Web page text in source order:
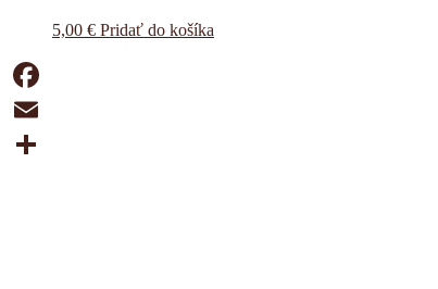
5,00 € Pridať do košíka
Facebook
Email